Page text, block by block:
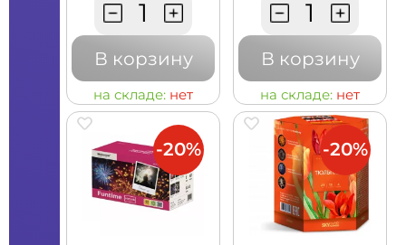
В корзину
на складе: нет
В корзину
на складе: нет
-20% -20%